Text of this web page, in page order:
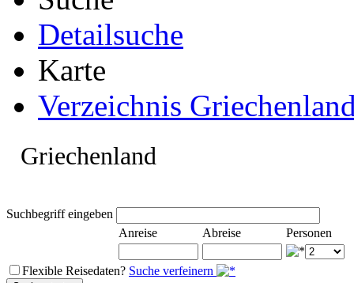
Detailsuche
Karte
Verzeichnis
Griechenland
Suchbegriff eingeben
Anreise
Abreise Personen
Flexible Reisedaten? Suche verfeinern